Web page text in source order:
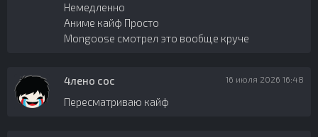
Немедленно
Аниме кайф Просто
Mongoose смотрел это вообще круче
4лено сос 16 июля 2026 16:48
Пересматриваю кайф